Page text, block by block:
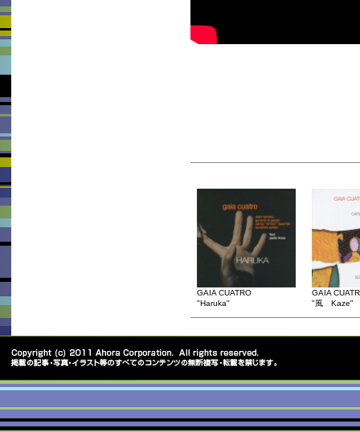
GAIA CUATRO
"Haruka"
GAIA
"風 Kaze"